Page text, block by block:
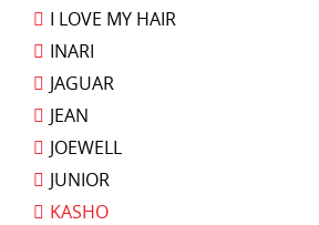
I LOVE MY HAIR
INARI
JAGUAR
JEAN
JOEWELL
JUNIOR
KASHO